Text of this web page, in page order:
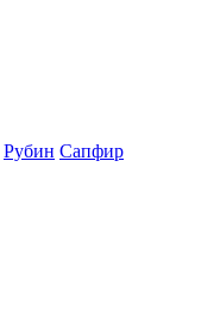
Рубин Сапфир